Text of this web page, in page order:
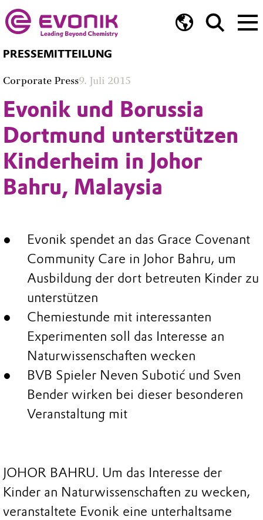
PRESSEMITTEILUNG
Corporate Press9. Juli 2015
Evonik und Borussia
Dortmund unterstützen
Kinderheim in Johor
Bahru, Malaysia
Evonik spendet an das Grace Covenant
Community Care in Johor Bahru, um
Ausbildung der dort betreuten Kinder zu
unterstützen
Chemiestunde mit interessanten
Experimenten soll das Interesse an
Naturwissenschaften wecken
BVB Spieler Neven Subotić und Sven
Bender wirken bei dieser besonderen
Veranstaltung mit
JOHOR BAHRU. Um das Interesse der
Kinder an Naturwissenschaften zu wecken,
veranstaltete Evonik eine unterhaltsame